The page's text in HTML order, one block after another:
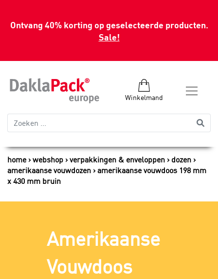
Ontvang 40% korting op geselecteerde producten.
Sale!
Winkelmand
home webshop verpakkingen & enveloppen
dozen
amerikaanse vouwdozen
amerikaanse vouwdoos 198 mm
x 430 mm bruin
Amerikaanse
Vouwdoos